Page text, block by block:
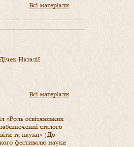
Всі матеріали
Наталії
Всі матеріали
«Роль освітянських
сталого
та науки» (До
фестивалю науки